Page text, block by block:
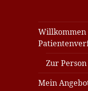
Willkommen
Zur Person
Mein